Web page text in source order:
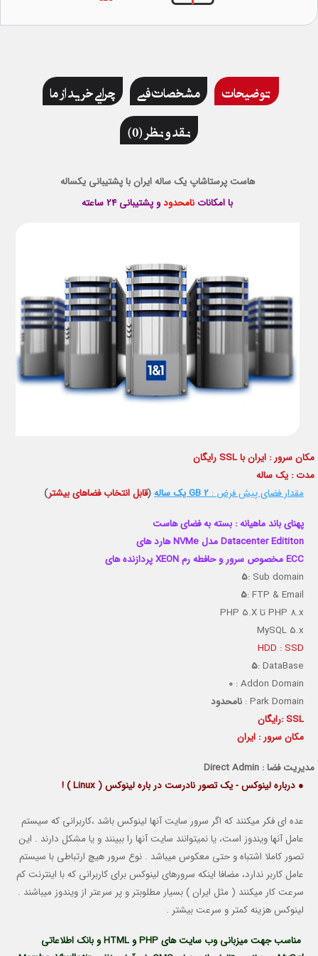
توضیحات مشخصات فنی
چرایی خرید از ما
نقد و نظر (0)
هاست پرستاشاپ یک ساله ایران با پشتیبانی یکساله
با امكانات نامحدودو پشتيبانی 24 ساعته
مکان سرور : ایران با SSL رایگان
مدت : یک ساله
مقدار فضای پیش فرض :2 GB یک ساله (قابل انتخاب فضاهای بیشتر)
پهنای باند ماهیانه : بسته به فضای هاست
هارد های NVMe مدل Datacenter Edititon
پردازنده های XEON مخصوص سرور و حافطه رم ECC
5: Sub domain
5: FTP & Email
PHP 5.X
تا PHP 8.x
MySQL 5.x
HDD : SSD
5: DataBase
0 : Addon Domain
نامحدود : Park Domain
رایگان: SSL
مکان سرور : ایران
مديريت فضا : Direct Admin
● درباره لینوکس - یک تصور نادرست در باره لینوکس ( Linux ) !
عده ای فکر میکنند که اگر سرور سایت آنها لینوکس باشد ،کاربرانی که سیستم
عامل آنها ویندوز است، یا نمیتوانند سایت آنها را ببینند و یا مشکل دارند . این
تصور کاملا اشتباه و حتی معکوس میباشد . نوع سرور هیچ ارتباطی با سیستم
عامل کاربر ندارد، مضافا اینکه سرورهای لینوکس برای کاربرانی که با اینترنت کم
سرعت کار میکنند ( مثل ایران ) بسیار مطلوبتر و پر سرعتر از ویندوز میباشند .
لینوکس هزینه کمتر و سرعت بیشتر .
مناسب جهت ميزباني وب سايت هاي PHP و HTML و بانك اطلاعاتي